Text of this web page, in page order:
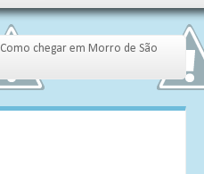
Como chegar em Morro de São